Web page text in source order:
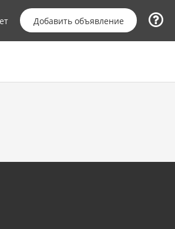
Добавить объявление